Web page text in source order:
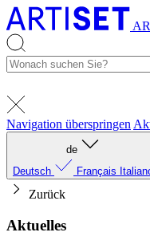
Navigation überspringen
de
Deutsch
Français
Zurück
Aktuelles